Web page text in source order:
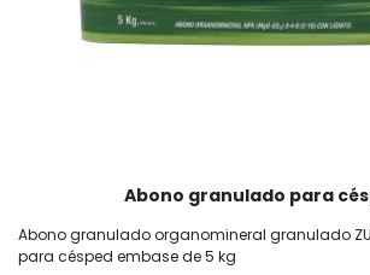
Abono granulado para
Abono granulado organomineral granulado
para césped embase de 5 kg